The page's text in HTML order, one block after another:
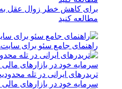
برای کاهش خطر زوال عقل به
مطالعه کنید
راهنمای جامع سئو برای
تریدرهای ایرانی در تله
سرمایه خود در بازارهای